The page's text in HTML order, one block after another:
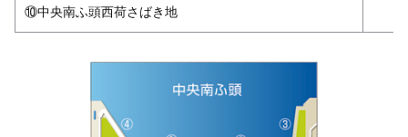
⑩中央南ふ頭西荷さばき地